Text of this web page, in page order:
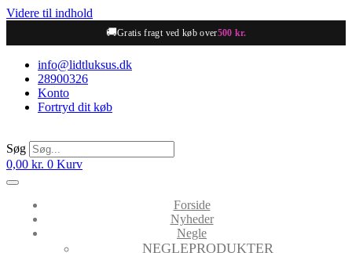
Videre til indhold
🚚Gratis fragt ved køb over500 kr.
info@lidtluksus.dk
28900326
Konto
Fortryd dit køb
Søg
0,00 kr. 0 Kurv
Forside
Nyheder
Negle
NEGLEPRODUKTER